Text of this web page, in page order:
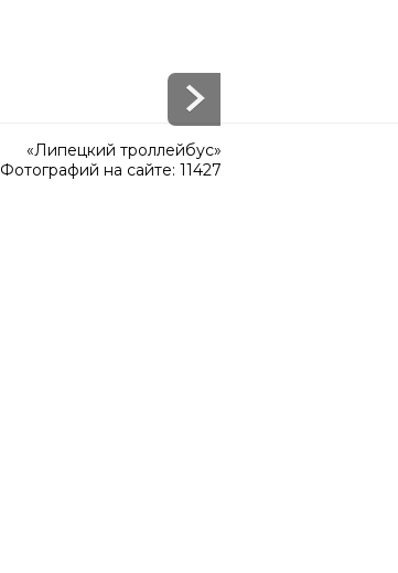
«Липецкий троллейбус»
Фотографий на сайте: 11427